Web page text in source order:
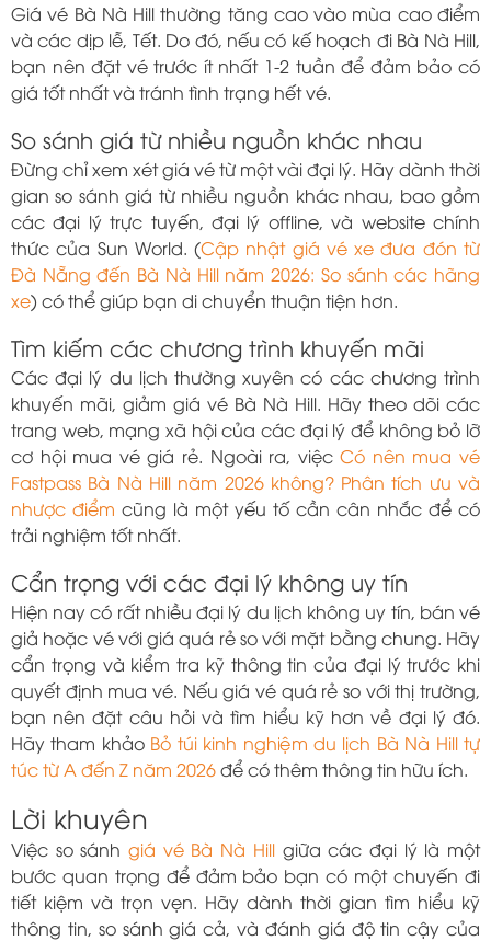
Giá vé Bà Nà Hill thường tăng cao vào mùa cao điểm
và các dịp lễ, Tết. Do đó, nếu có kế hoạch đi Bà Nà Hill,
bạn nên đặt vé trước ít nhất 1-2 tuần để đảm bảo có
giá tốt nhất và tránh tình trạng hết vé.
So sánh giá từ nhiều nguồn khác nhau
Đừng chỉ xem xét giá vé từ một vài đại lý. Hãy dành thời
gian so sánh giá từ nhiều nguồn khác nhau, bao gồm
các đại lý trực tuyến, đại lý offline, và website chính
thức của Sun World. (Cập nhật giá vé xe đưa đón từ
Đà Nẵng đến Bà Nà Hill năm 2026: So sánh các hãng
xe) có thể giúp bạn di chuyển thuận tiện hơn.
Tìm kiếm các chương trình khuyến mãi
Các đại lý du lịch thường xuyên có các chương trình
khuyến mãi, giảm giá vé Bà Nà Hill. Hãy theo dõi các
trang web, mạng xã hội của các đại lý để không bỏ lỡ
cơ hội mua vé giá rẻ. Ngoài ra, việcCó nên mua vé
Fastpass Bà Nà Hill năm 2026 không? Phân tích ưu và
nhược điểm cũng là một yếu tố cần cân nhắc để có
trải nghiệm tốt nhất.
Cẩn trọng với các đại lý không uy tín
Hiện nay có rất nhiều đại lý du lịch không uy tín, bán vé
giả hoặc vé với giá quá rẻ so với mặt bằng chung. Hãy
cẩn trọng và kiểm tra kỹ thông tin của đại lý trước khi
quyết định mua vé. Nếu giá vé quá rẻ so với thị trường,
bạn nên đặt câu hỏi và tìm hiểu kỹ hơn về đại lý đó.
Hãy tham khảo Bỏ túi kinh nghiệm du lịch Bà Nà Hill tự
túc từ A đến Z năm 2026để có thêm thông tin hữu ích.
Lời khuyên
Việc so sánhgiá vé Bà Nà Hillgiữa các đại lý là một
bước quan trọng để đảm bảo bạn có một chuyến đi
tiết kiệm và trọn vẹn. Hãy dành thời gian tìm hiểu kỹ
thông tin, so sánh giá cả, và đánh giá độ tin cậy của